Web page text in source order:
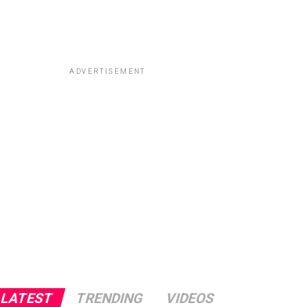
ADVERTISEMENT
LATEST TRENDING VIDEOS